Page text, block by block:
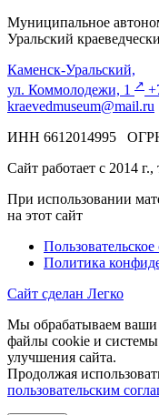
Муниципальное
Уральский
Каменск-Уральский,
ул. Коммолодежи, 1 ↗️
kraevedmuseum@mail.ru
ИНН 6612014995 ОГРН
Сайт работает с 2014
При использовании
на этот сайт
Политика
Сайт сделан Легко
Мы обрабатываем ваши
файлы cookie и системы
улучшения сайта.
Продолжая
пользовательским